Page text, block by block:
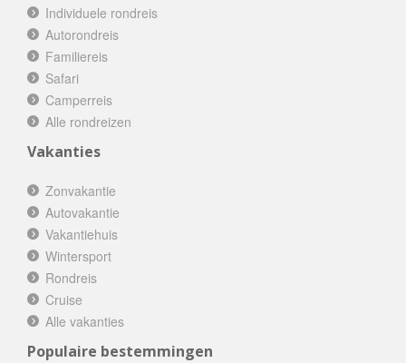
Individuele rondreis
Autorondreis
Familiereis
Safari
Camperreis
Alle rondreizen
Vakanties
Zonvakantie
Autovakantie
Vakantiehuis
Wintersport
Rondreis
Cruise
Alle vakanties
Populaire bestemmingen